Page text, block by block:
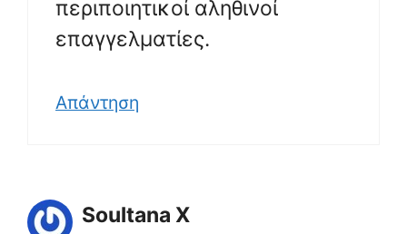
περιποιητικοί αληθινοί
επαγγελματίες.
Απάντηση
Soultana X